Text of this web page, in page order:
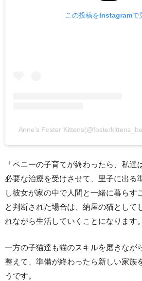
この投稿をInstagramで
Anne’s Foster
「ペニーの子育てが終わったら、私達
必要な治療を受けさせて、里子に出る
し彼女が家の中で人間と一緒に暮らす
と判断された場合は、納屋の猫として
れながら生活していくことになります
一方の子猫達も猫のスキルを磨きなが
整えて、準備が終わったら新しい家族
うです。